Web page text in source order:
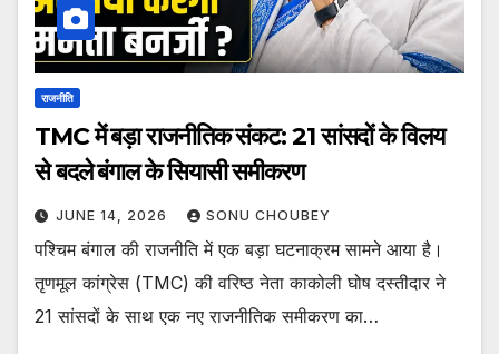
राजनीति
TMC में बड़ा राजनीतिक संकट: 21 सांसदों के विलय
से बदले बंगाल के सियासी समीकरण
JUNE 14, 2026 SONU CHOUBEY
पश्चिम बंगाल की राजनीति में एक बड़ा घटनाक्रम सामने आया है।
तृणमूल कांग्रेस (TMC) की वरिष्ठ नेता काकोली घोष दस्तीदार ने
21 सांसदों के साथ एक नए राजनीतिक समीकरण का…